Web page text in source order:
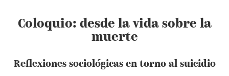
Coloquio: desde la vida sobre la
muerte
Reflexiones sociológicas en torno al suicidio